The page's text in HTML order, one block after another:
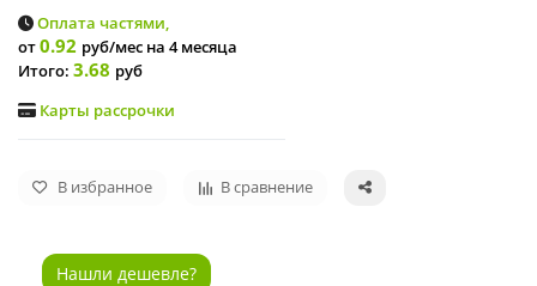
Оплата частями,
от0.92 руб/мес на 4 месяца
Итого: 3.68 руб
Карты рассрочки
В избранное В сравнение
Нашли дешевле?